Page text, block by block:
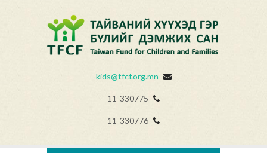
kids@tfcf.org.mn
11-330775
11-330776